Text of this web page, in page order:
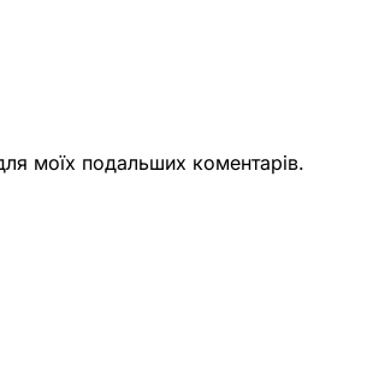
моїх подальших коментарів.